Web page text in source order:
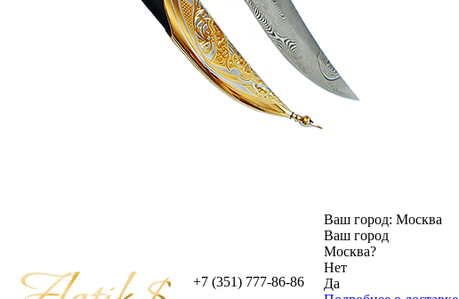
+7 (351) 777-86-86
Ваш город: Москва
Ваш город
Москва?
Нет
Да